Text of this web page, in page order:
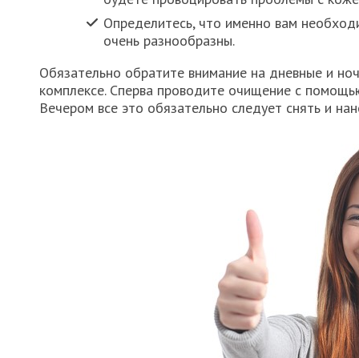
Определитесь, что именно вам
очень разнообразны.
Обязательно обратите внимание на дневные и
комплексе. Сперва проводите очищение с
Вечером все это обязательно следует снять и